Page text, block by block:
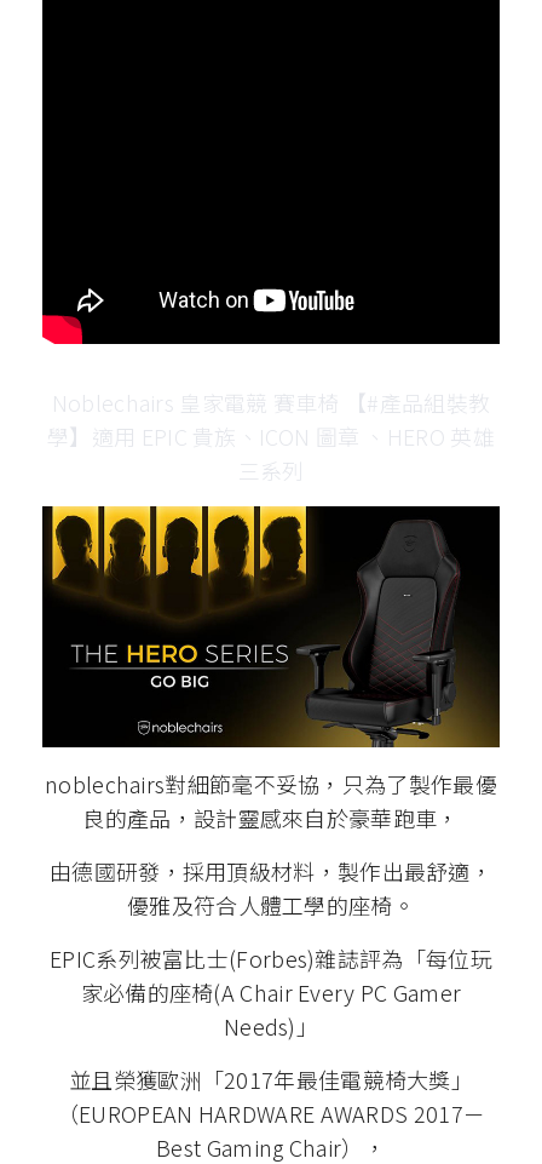
Noblechairs 皇家電競 賽車椅 【#產品組裝教
學​】適用 EPIC 貴族、ICON 圖章 、HERO 英雄
三系列
noblechairs對細節毫不妥協，只為了製作最優
良的產品，設計靈感來自於豪華跑車，
由德國研發，採用頂級材料，製作出最舒適，
優雅及符合人體工學的座椅。
EPIC系列被富比士(Forbes)雜誌評為「每位玩
家必備的座椅(A Chair Every PC Gamer
Needs)」
並且榮獲歐洲「2017年最佳電競椅大獎」
（EUROPEAN HARDWARE AWARDS 2017－
Best Gaming Chair），